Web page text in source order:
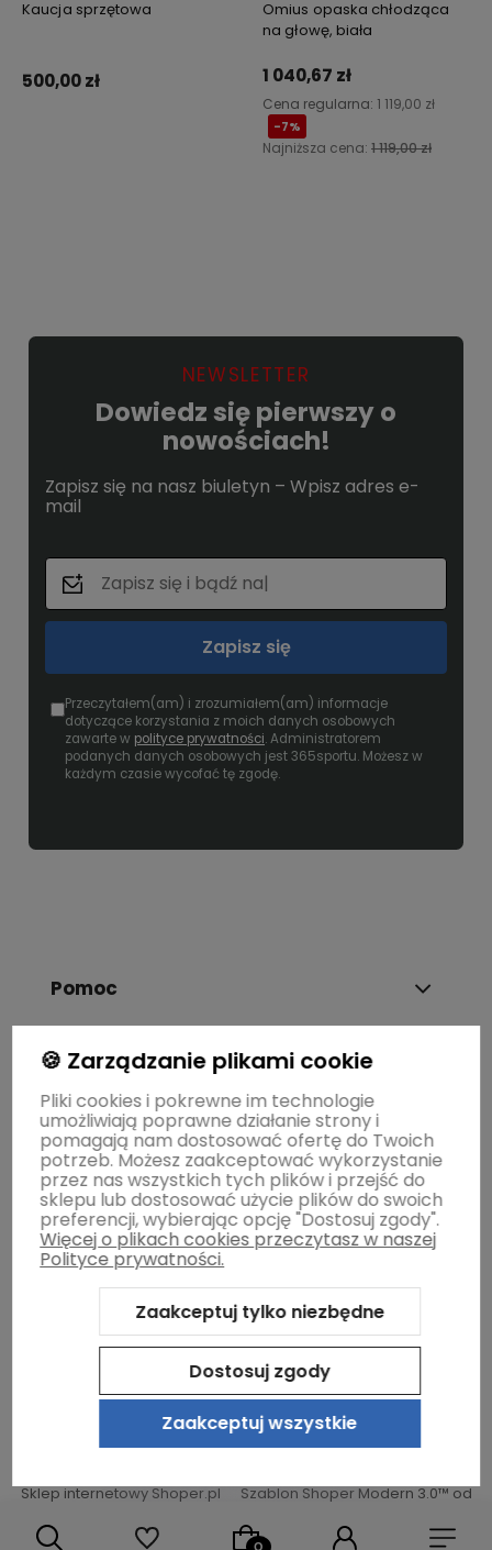
Kaucja sprzętowa
500,00 zł
Omius opaska chłodząca
na głowę, biała
1 040,67 zł
Cena regularna: 1 119,00 zł
-7%
Najniższa cena: 1 119,00 zł
NEWSLETTER
Dowiedz się pierwszy o
nowościach!
Zapisz się na nasz biuletyn – Wpisz adres e-
mail
Zapisz się
Przeczytałem(am) i zrozumiałem(am) informacje
dotyczące korzystania z moich danych osobowych
zawarte w polityce prywatności. Administratorem
podanych danych osobowych jest 365sportu. Możesz w
każdym czasie wycofać tę zgodę.
Pomoc
Dostawa i płatność
Moje konto
Gwarancja i zwroty
O firmie
Sklep internetowy Shoper.pl Szablon Shoper Modern 3.0™ od
🍪 Zarządzanie plikami cookie
Pliki cookies i pokrewne im technologie
umożliwiają poprawne działanie strony i
pomagają nam dostosować ofertę do Twoich
potrzeb. Możesz zaakceptować wykorzystanie
przez nas wszystkich tych plików i przejść do
sklepu lub dostosować użycie plików do swoich
preferencji, wybierając opcję "Dostosuj zgody".
Więcej o plikach cookies przeczytasz w naszej
Polityce prywatności.
Zaakceptuj tylko niezbędne
Dostosuj zgody
Zaakceptuj wszystkie